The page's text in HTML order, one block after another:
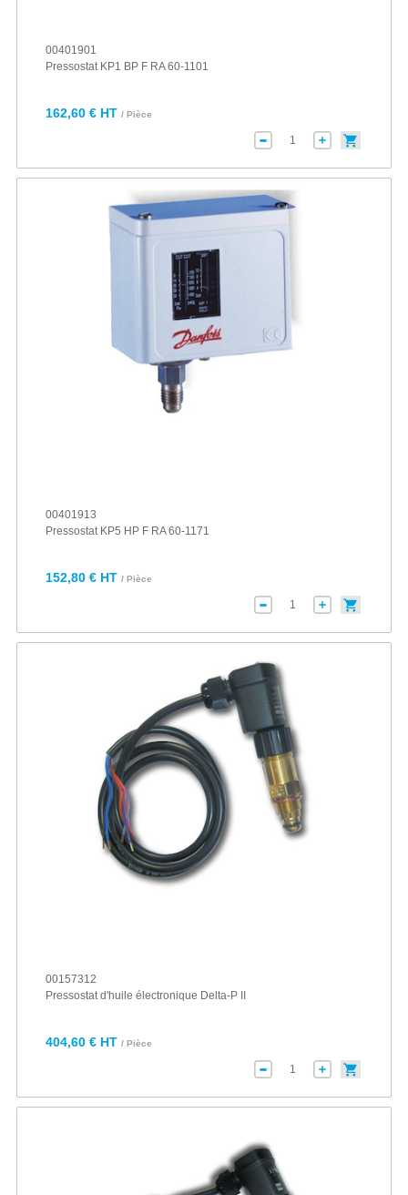
00401901
Pressostat KP1 BP F RA 60-1101
162,60 € HT / Pièce
00401913
Pressostat KP5 HP F RA 60-1171
152,80 € HT / Pièce
00157312
Pressostat d'huile électronique Delta-P II
404,60 € HT / Pièce